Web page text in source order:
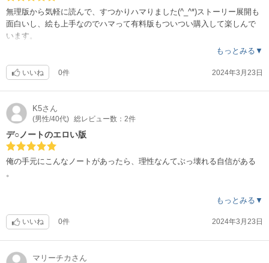
無理版から気軽に読んで、すつかりハマりました(^_^*)ストーリー展開も
面白いし、絵も上手なのでハマって有料版もついつい購入して楽しんで
います。
もっとみる▼
いいね 0件 2024年3月23日
K5さん
(男性/40代) 総レビュー数：2件
デ○ノートのエロい版
俺の手元にこんなノートがあったら、理性なんてぶっ壊れる自信がある
。
内容は、タイトルに書いたように某アニメのエロい版で、読みやすさも
もっとみる▼
いいね 0件 2024年3月23日
マリーチカ さん